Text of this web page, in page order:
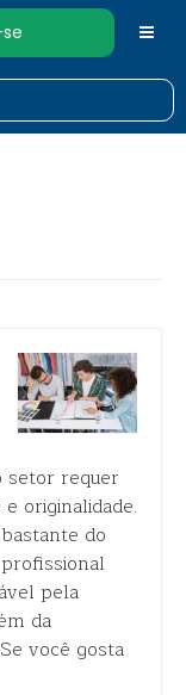
setor requer
originalidade.
do
pela
da
você gosta